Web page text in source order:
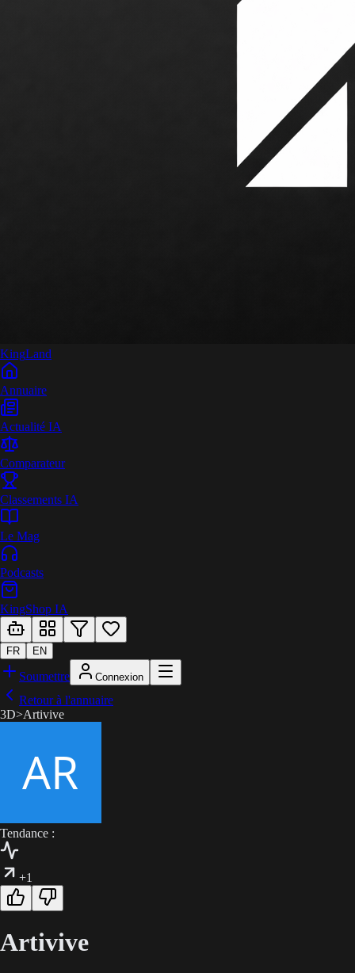
KingLand
Annuaire
Actualité IA
Comparateur
Classements IA
Le Mag
Podcasts
KingShop IA
FR EN
Soumettre Connexion
Retour à l'annuaire
3D>Artivive
Tendance :
+1
Artivive